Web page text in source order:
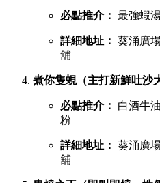
必點推介： 最強蝦
詳細地址： 葵涌廣
舖
煮你隻蜆（主打新鮮吐沙
必點推介：
白酒牛
粉
詳細地址： 葵涌廣
舖